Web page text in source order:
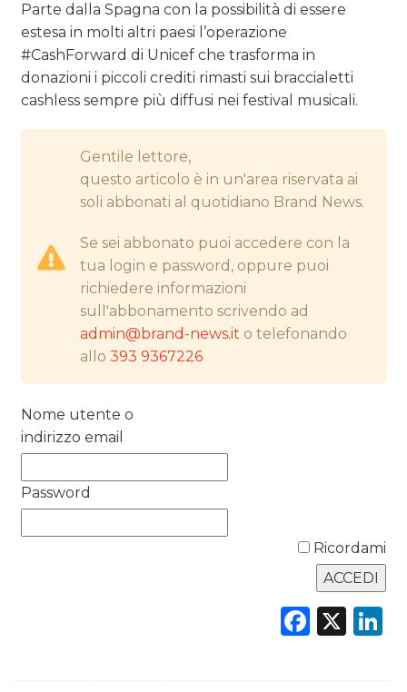
TV
RICERCHE
PREVISIONI/SCENARI
NORMATIVE
OPINIONI
Parte dalla Spagna con la possibilità di essere
estesa in molti altri paesi l’operazione
#CashForward di Unicef che trasforma in
donazioni i piccoli crediti rimasti sui braccialetti
cashless sempre più diffusi nei festival musicali.
Gentile lettore,
questo articolo è in un'area riservata ai
soli abbonati al quotidiano Brand News.
Se sei abbonato puoi accedere con la
tua login e password, oppure puoi
richiedere informazioni
sull'abbonamento scrivendo ad
admin@brand-news.it o telefonando
allo393 9367226
Nome utente o
indirizzo email
Password
Ricordami
X